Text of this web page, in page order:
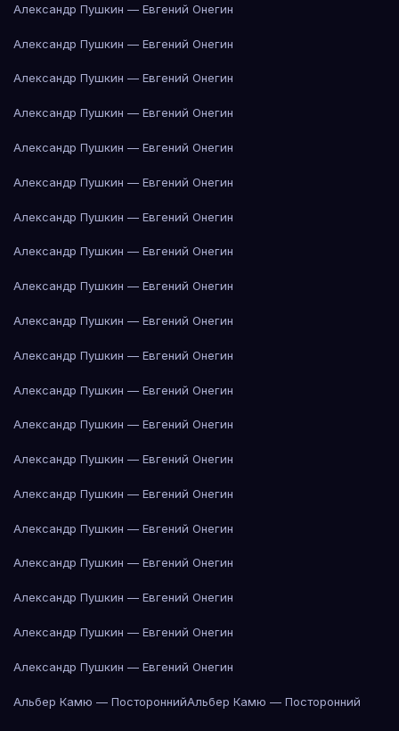
Александр Пушкин — Евгений Онегин
Александр Пушкин — Евгений Онегин
Александр Пушкин — Евгений Онегин
Александр Пушкин — Евгений Онегин
Александр Пушкин — Евгений Онегин
Александр Пушкин — Евгений Онегин
Александр Пушкин — Евгений Онегин
Александр Пушкин — Евгений Онегин
Александр Пушкин — Евгений Онегин
Александр Пушкин — Евгений Онегин
Александр Пушкин — Евгений Онегин
Александр Пушкин — Евгений Онегин
Александр Пушкин — Евгений Онегин
Александр Пушкин — Евгений Онегин
Александр Пушкин — Евгений Онегин
Александр Пушкин — Евгений Онегин
Александр Пушкин — Евгений Онегин
Александр Пушкин — Евгений Онегин
Александр Пушкин — Евгений Онегин
Александр Пушкин — Евгений Онегин
Альбер Камю — ПостороннийАльбер Камю — Посторонний